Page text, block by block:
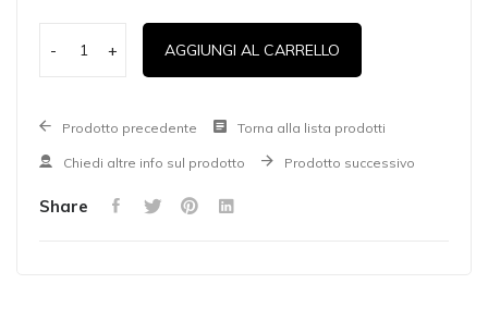
- + AGGIUNGI AL CARRELLO
Prodotto precedente Torna alla lista prodotti
Chiedi altre info sul prodotto Prodotto successivo
Share